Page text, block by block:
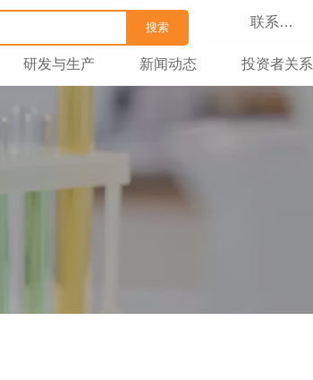
搜索 联系我们
研发与生产 新闻动态 投资者关系